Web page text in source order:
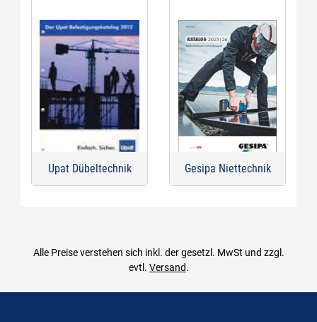
Upat Dübeltechnik Gesipa Niettechnik
Alle Preise verstehen sich inkl. der gesetzl. MwSt und zzgl.
evtl. Versand.